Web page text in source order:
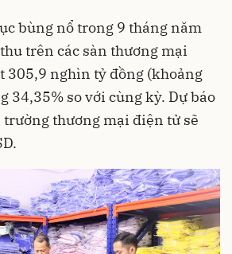
bùng nổ trong 9 tháng năm
trên các sàn thương mại
305,9 nghìn tỷ đồng (khoảng
34,35% so với cùng kỳ. Dự báo
thương mại điện tử sẽ